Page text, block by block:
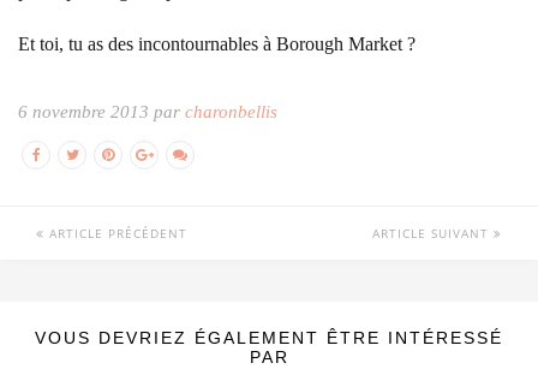
Et toi, tu as des incontournables à Borough Market ?
6 novembre 2013 par charonbellis
ARTICLE PRÉCÉDENT ARTICLE SUIVANT
VOUS DEVRIEZ ÉGALEMENT ÊTRE INTÉRESSÉ
PAR